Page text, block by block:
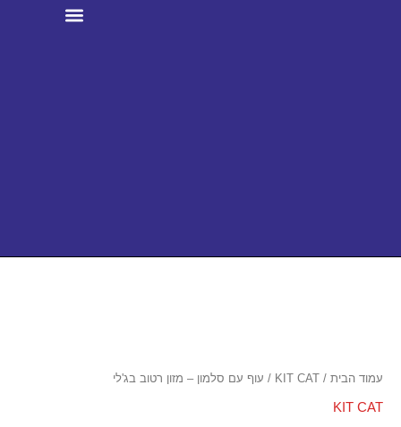
עמוד הבית /
KIT CAT / עוף עם סלמון – מזון רטוב בג'לי
KIT CAT
מזון
בג'לי